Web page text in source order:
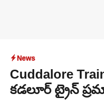
News
Cuddalore
కడలూర్ ట్రైన్